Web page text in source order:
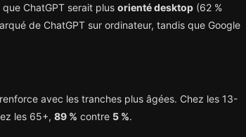
ChatGPT serait plus orienté desktop (62 %
de ChatGPT sur ordinateur, tandis que Google
avec les tranches plus âgées. Chez les 13-
les 65+, 89 % contre 5 %.